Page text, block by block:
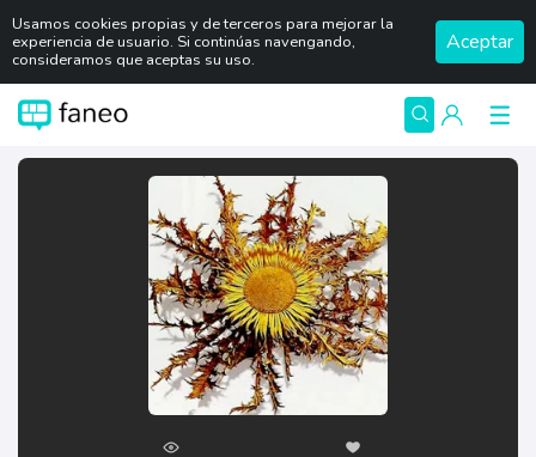
Usamos cookies propias y de terceros para mejorar la
experiencia de usuario. Si continúas navengando,
consideramos que aceptas su uso.
Aceptar